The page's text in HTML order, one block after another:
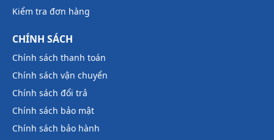
Kiểm tra đơn hàng
CHÍNH SÁCH
Chính sách thanh toán
Chính sách vận chuyển
Chính sách đổi trả
Chính sách bảo mật
Chính sách bảo hành